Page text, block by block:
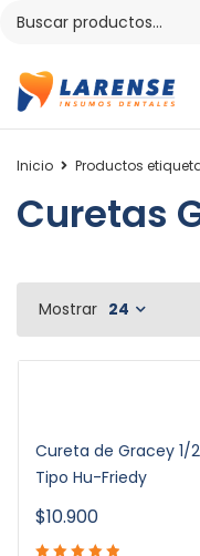
Inicio Productos
Curetas
Mostrar 24
Cureta de Gracey 1/2
Tipo Hu-Friedy
$10.900